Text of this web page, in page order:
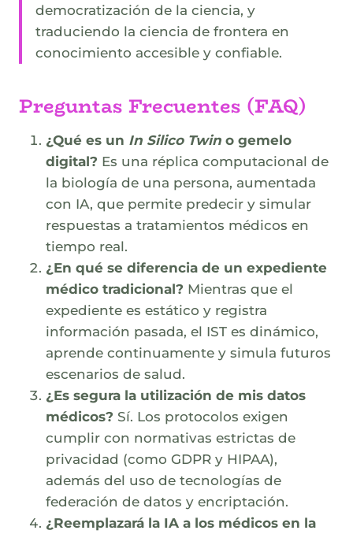
democratización de la ciencia, y
traduciendo la ciencia de frontera en
conocimiento accesible y confiable.
Preguntas Frecuentes (FAQ)
¿Qué es un In Silico Twin o gemelo
digital? Es una réplica computacional de
la biología de una persona, aumentada
con IA, que permite predecir y simular
respuestas a tratamientos médicos en
tiempo real.
¿En qué se diferencia de un expediente
médico tradicional? Mientras que el
expediente es estático y registra
información pasada, el IST es dinámico,
aprende continuamente y simula futuros
escenarios de salud.
¿Es segura la utilización de mis datos
médicos? Sí. Los protocolos exigen
cumplir con normativas estrictas de
privacidad (como GDPR y HIPAA),
además del uso de tecnologías de
federación de datos y encriptación.
¿Reemplazará la IA a los médicos en la